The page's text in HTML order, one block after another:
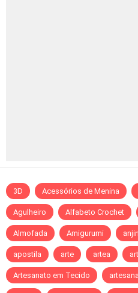
3D Acessórios de Menina
Agulheiro Alfabeto Crochet
Almofada Amigurumi
apostila arte artea
Artesanato em Tecido